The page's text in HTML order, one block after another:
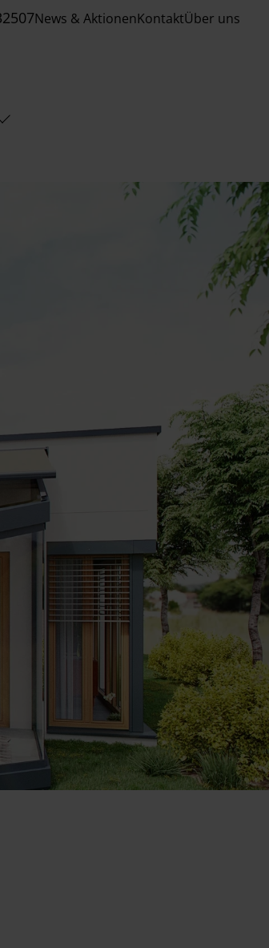
News & AktionenKontaktÜber uns